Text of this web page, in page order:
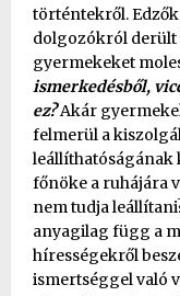
történtekről.
dolgozókról derült
gyermekeket
ismerkedésből,
ez? Akár
felmerül a
leállíthatóságának
főnöke a ruhájára
nem tudja
anyagilag függ a
hírességekről
ismertséggel való